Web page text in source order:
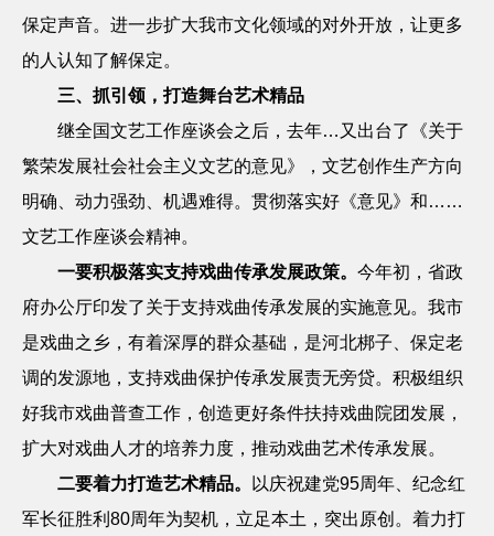
保定声音。进一步扩大我市文化领域的对外开放，让更多
的人认知了解保定。
三、抓引领，打造舞台艺术精品
继全国文艺工作座谈会之后，去年…又出台了《关于
繁荣发展社会社会主义文艺的意见》，文艺创作生产方向
明确、动力强劲、机遇难得。贯彻落实好《意见》和……
文艺工作座谈会精神。
一要积极落实支持戏曲传承发展政策。 今年初，省政
府办公厅印发了关于支持戏曲传承发展的实施意见。我市
是戏曲之乡，有着深厚的群众基础，是河北梆子、保定老
调的发源地，支持戏曲保护传承发展责无旁贷。积极组织
好我市戏曲普查工作，创造更好条件扶持戏曲院团发展，
扩大对戏曲人才的培养力度，推动戏曲艺术传承发展。
二要着力打造艺术精品。
以庆祝建党95周年、纪念红
军长征胜利 80周年为契机，立足本土，突出原创。着力打